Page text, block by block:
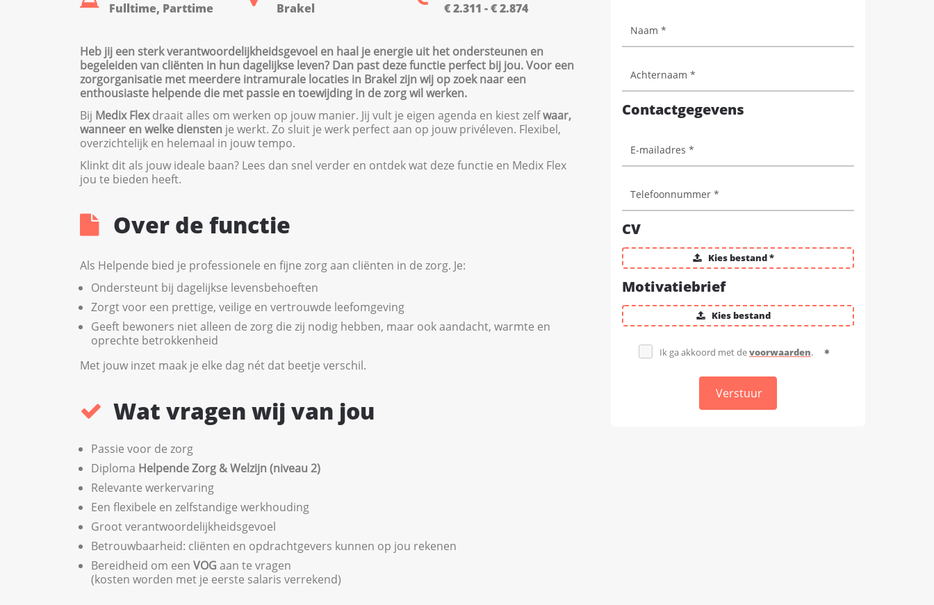
Fulltime, Parttime
Brakel
€ 2.311 - € 2.874
Heb jij een sterk verantwoordelijkheidsgevoel en haal je energie uit het ondersteunen en
begeleiden van cliënten in hun dagelijkse leven? Dan past deze functie perfect bij jou. Voor een
zorgorganisatie met meerdere intramurale locaties in Brakel zijn wij op zoek naar een
enthousiaste helpende die met passie en toewijding in de zorg wil werken.
Bij Medix Flex draait alles om werken op jouw manier. Jij vult je eigen agenda en kiest zelfwaar,
wanneer en welke diensten je werkt. Zo sluit je werk perfect aan op jouw privéleven. Flexibel,
overzichtelijk en helemaal in jouw tempo.
Klinkt dit als jouw ideale baan? Lees dan snel verder en ontdek wat deze functie en Medix Flex
jou te bieden heeft.
Over de functie
Als Helpende bied je professionele en fijne zorg aan cliënten in de zorg. Je:
Ondersteunt bij dagelijkse levensbehoeften
Zorgt voor een prettige, veilige en vertrouwde leefomgeving
Geeft bewoners niet alleen de zorg die zij nodig hebben, maar ook aandacht, warmte en
oprechte betrokkenheid
Met jouw inzet maak je elke dag nét dat beetje verschil.
Wat vragen wij van jou
Passie voor de zorg
Diploma Helpende Zorg & Welzijn (niveau 2)
Relevante werkervaring
Een flexibele en zelfstandige werkhouding
Groot verantwoordelijkheidsgevoel
Betrouwbaarheid: cliënten en opdrachtgevers kunnen op jou rekenen
Bereidheid om een VOG aan te vragen
(kosten worden met je eerste salaris verrekend)
Contactgegevens
CV
Kies bestand *
Motivatiebrief
Kies bestand
Ik ga akkoord met devoorwaarden.
Verstuur